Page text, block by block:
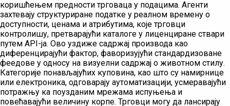
коришћењем предности трговаца у подацима. Агенти
захтевају структуриране податке у реалном времену о
доступности, ценама и атрибутима, које трговци
контролишу, претварајући каталоге у лиценциране ствари
путем API-ја. Ово уздиже садржај производа као
диференцирајући фактор, фаворизујући стандардизоване
феедове у односу на визуелни садржај о животном стилу.
Категорије понављајућих куповина, као што су намирнице
или електроника, одговарају аутоматизацији, усмеравајући
потражњу ка поузданим мрежама испуњења и
повећавајући величину корпе. Трговци могу да лансирају